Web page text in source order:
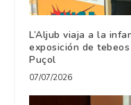
L’Aljub viaja a la
exposición de
Puçol
07/07/2026